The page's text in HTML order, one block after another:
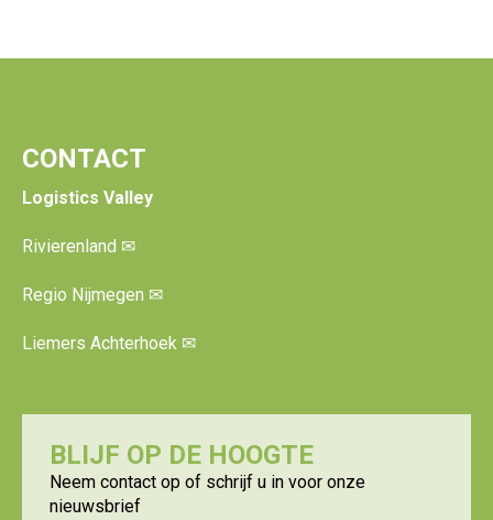
CONTACT
Logistics Valley
Rivierenland ✉
Regio Nijmegen ✉
Liemers Achterhoek ✉
BLIJF OP DE HOOGTE
Neem contact op of schrijf u in voor onze
nieuwsbrief